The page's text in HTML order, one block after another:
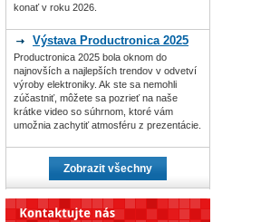
konať v roku 2026.
Výstava Productronica 2025
Productronica 2025 bola oknom do
najnovších a najlepších trendov v odvetví
výroby elektroniky. Ak ste sa nemohli
zúčastniť, môžete sa pozrieť na naše
krátke video so súhrnom, ktoré vám
umožnia zachytiť atmosféru z prezentácie.
Zobrazit všechny